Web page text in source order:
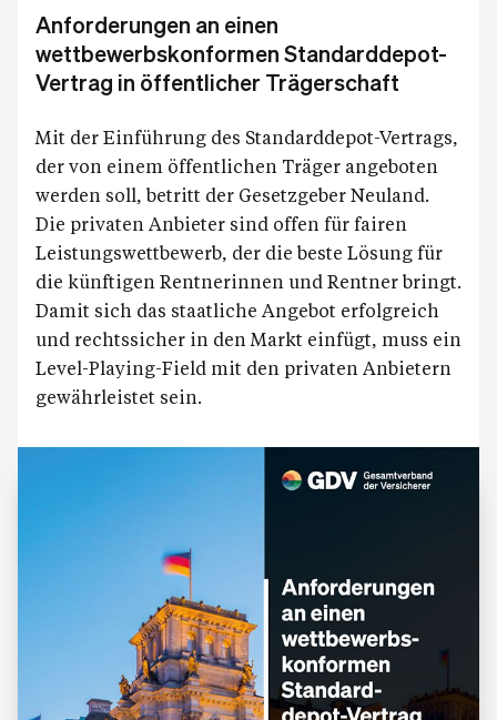
Anforderungen an einen
wettbewerbskonformen Standarddepot-
Vertrag in öffentlicher Trägerschaft
Mit der Einführung des Standarddepot-Vertrags,
der von einem öffentlichen Träger angeboten
werden soll, betritt der Gesetzgeber Neuland.
Die privaten Anbieter sind offen für fairen
Leistungswettbewerb, der die beste Lösung für
die künftigen Rentnerinnen und Rentner bringt.
Damit sich das staatliche Angebot erfolgreich
und rechtssicher in den Markt einfügt, muss ein
Level-Playing-Field mit den privaten Anbietern
gewährleistet sein.